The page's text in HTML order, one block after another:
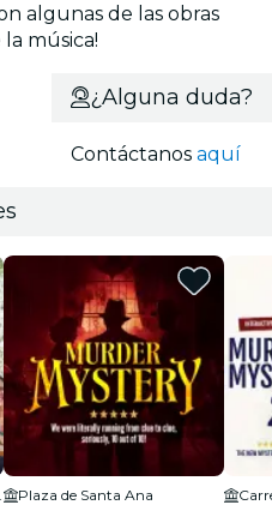
algunas de las obras
música!
¿Alguna duda?
Contáctanosaquí
Plaza de Santa Ana